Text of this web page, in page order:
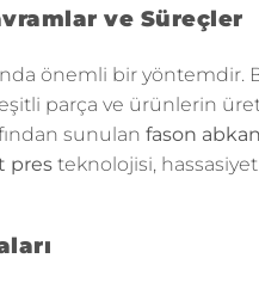
ve Süreçler
önemli bir yöntemdir.
parça ve ürünlerin
sunulan fason
pres teknolojisi,